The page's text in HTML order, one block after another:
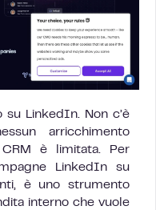
su LinkedIn. Non c’è
arricchimento
è limitata. Per
LinkedIn su
è uno strumento
interno che vuole